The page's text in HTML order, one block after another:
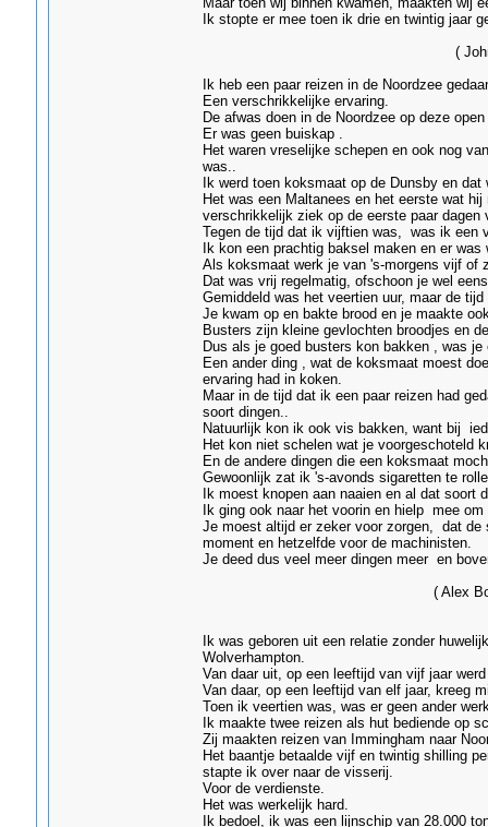
Ik stopte er mee toen ik drie en twintig jaar
( John Gilby-
Ik heb een paar reizen in de Noordzee
Een verschrikkelijke ervaring.
De afwas doen in de Noordzee op deze
Er was geen buiskap .
Het waren vreselijke schepen en ook nog
was..
Ik werd toen koksmaat op de Dunsby en
Het was een Maltanees en het eerste wat
verschrikkelijk ziek op de eerste paar dagen
Tegen de tijd dat ik vijftien was, was ik een
Ik kon een prachtig baksel maken en er
Als koksmaat werk je van 's-morgens vijf of
Dat was vrij regelmatig, ofschoon je wel
Gemiddeld was het veertien uur, maar de
Je kwam op en bakte brood en je maakte
Busters zijn kleine gevlochten broodjes en
Dus als je goed busters kon bakken , was je
Een ander ding , wat de koksmaat moest
ervaring had in koken.
Maar in de tijd dat ik een paar reizen had
soort dingen..
Natuurlijk kon ik ook vis bakken, want bij
Het kon niet schelen wat je voorgeschoteld
En de andere dingen die een koksmaat
Gewoonlijk zat ik 's-avonds sigaretten te
Ik moest knopen aan naaien en al dat soort
Ik ging ook naar het voorin en hielp mee
Je moest altijd er zeker voor zorgen, dat de
moment en hetzelfde voor de machinisten.
Je deed dus veel meer dingen meer en
( Alex Bovill â€“
Ik was geboren uit een relatie zonder
Wolverhampton.
Van daar uit, op een leeftijd van vijf jaar
Van daar, op een leeftijd van elf jaar, kreeg
Toen ik veertien was, was er geen ander
Ik maakte twee reizen als hut bediende op
Zij maakten reizen van Immingham naar
Het baantje betaalde vijf en twintig shilling
stapte ik over naar de visserij.
Voor de verdienste.
Het was werkelijk hard.
Ik bedoel, ik was een lijnschip van 28.000